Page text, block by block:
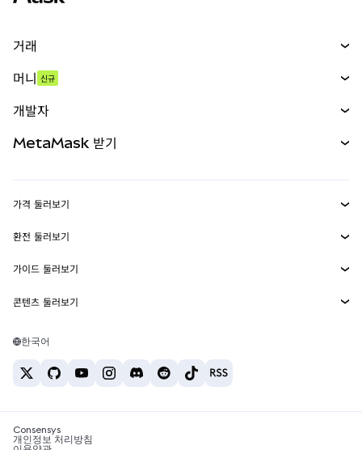
거래
무기한 선물
실물자산
머니 신규
개발자
MetaMask Connect
Snaps
웹3 서비스
MetaMask 받기
보안
고객 지원
채용
가격 둘러보기
이더리움 가격
솔라나 가격
테더 가격
환전 둘러보기
ETH를 USD로 환전
USDT를 INR로 환전
BTC를 INR로 환전
ETH를 USDT로 환전
가이드 둘러보기
ETH 매수
USDT 매수
SHIB 매수
콘텐츠 둘러보기
솔라나 지갑
암호화폐 세금 뉴스
한국어
Consensys
개인정보 처리방침